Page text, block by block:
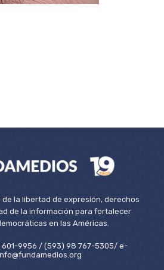
la libertad de expresión, derechos
de la información para fortalecer
en las Américas.
601-9956 / (593) 98 767-5305/ e-